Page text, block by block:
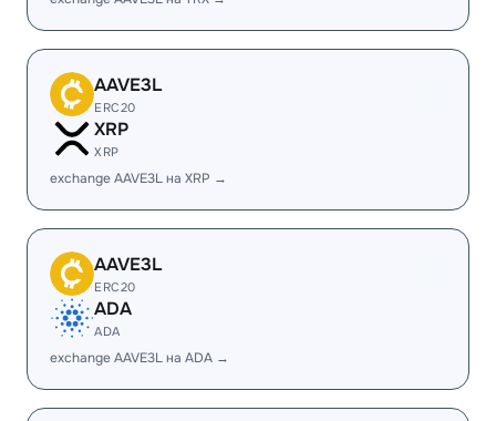
AAVE3L
ERC20
XRP
XRP
exchange AAVE3L на XRP →
AAVE3L
ERC20
ADA
ADA
exchange AAVE3L на ADA →